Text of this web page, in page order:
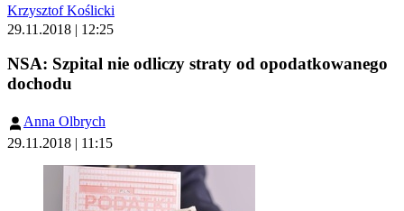
Krzysztof Koślicki
29.11.2018 | 12:25
NSA: Szpital nie odliczy straty od opodatkowanego
dochodu
Anna Olbrych
29.11.2018 | 11:15